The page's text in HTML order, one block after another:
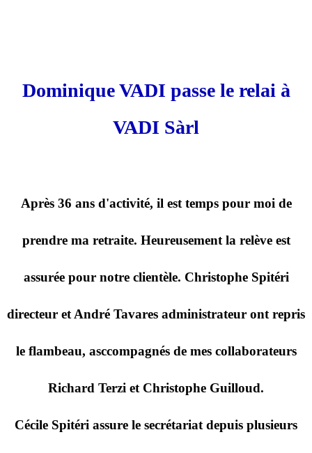
Dominique VADI passe le relai à
VADI Sàrl
Après 36 ans d'activité, il est temps pour moi de
prendre ma retraite. Heureusement la relève est
assurée pour notre clientèle. Christophe Spitéri
directeur et André Tavares administrateur ont repris
le flambeau, asccompagnés de mes collaborateurs
Richard Terzi et Christophe Guilloud.
Cécile Spitéri assure le secrétariat depuis plusieurs